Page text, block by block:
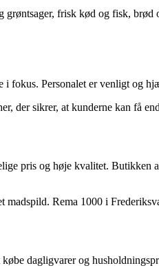
frisk kød og fisk,
fokus. Personalet er venligt og
der sikrer, at kunderne kan få
pris og høje kvalitet. Butikken
madspild. Rema 1000 i
dagligvarer og